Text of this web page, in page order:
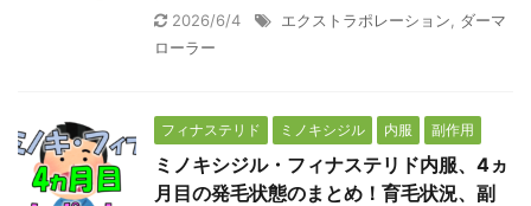
2026/6/4 エクストラポレーション
ダーマ
ローラー
フィナステリド ミノキシジル 内服 副作用
ミノキシジル・フィナステリド内服、4ヵ
月目の発毛状態のまとめ！育毛状況、副